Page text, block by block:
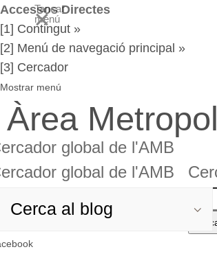
Accessos Directes
[1] Contingut »
[2] Menú de navegació principal »
[3] Cercador
Mostrar menú
Àrea
global de l'AMB
global de l'AMB
Cerca
Tancar
menú